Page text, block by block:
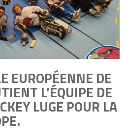
EUROPÉENNE DE
L’ÉQUIPE DE
LUGE POUR LA